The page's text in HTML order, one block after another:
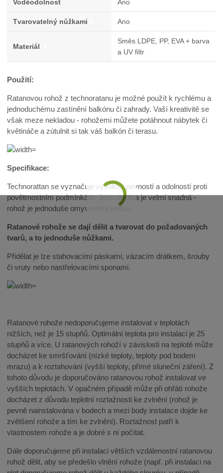
Voděodolnost Ano
Tvarovatelný nůžkami Ano
Materiál
Směs LDPE, PP, EVA + barva
a UV filtr
Použití:
Ratanovou rohož z technoratanu je možné použít k rychlému a
jednoduchému zastínění balkónu či zahrady. Vaší kreativitě se
však meze nekladou - rohožemi můžete potáhnout nábytek či
květináče a zútulnit si tak váš balkón či terasu.
Specifikace:
Technorattan se vyznačuje vysokou pevností a odolností proti
povětrnostním podmínkám. Jeho údržba je velmi snadná -
rohož je jednoduše omyvatelná vodou.
Ratanové rohože se dají dělit a tvarovat do požadovaných
tvarů, a to jednoduše nůžkami.
Přidělat je lze stahovacími páskami, vázacím drátkem, šrouby
či vruty nebo nastřelovacími sponami.
Ratanové rohože nedoporučujeme instalovat v teplotách
nižších, než je 15 stupňů. Optimální teplota pro instalaci je 25
stupňů a více. U ratanových rohoží v závislosti na teplotě může
docházet ke smršťování (nízké teploty, teploty pod bodem
mrazu) a k roztahování (vyšší teploty, přímé sluneční záření). Z
tohoto důvodu je doporučováno ratanovou rohož instalovat ve
vyšších teplotách. V opačném případě může při ohřátí rohože
docházet z důvodu teplotní roztažnosti ke zvlnění (rohož je
pevně nainstalována v bodech a mezi body instalace dojde ke
zvětšení rohože a tím ke zvlnění). Roztažnost patří k
vlastnostem rohože a je dobré s ní počítat.
Dále doporučujeme při instalaci větších vzdálenostní ratanovou
rohož dělit, aby se předešlo vlnění rohože (např. při instalaci na